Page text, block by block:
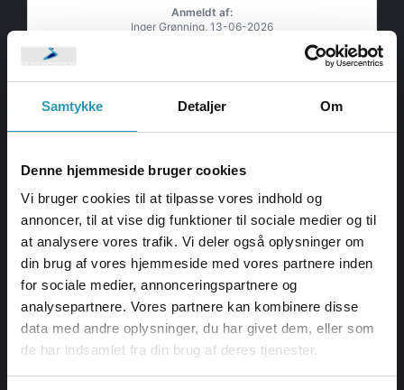
Samtykke Detaljer Om
Denne hjemmeside bruger cookies
Vi bruger cookies til at tilpasse vores indhold og
annoncer, til at vise dig funktioner til sociale medier og til
at analysere vores trafik. Vi deler også oplysninger om
din brug af vores hjemmeside med vores partnere inden
for sociale medier, annonceringspartnere og
analysepartnere. Vores partnere kan kombinere disse
data med andre oplysninger, du har givet dem, eller som
de har indsamlet fra din brug af deres tjenester.
Anmeldt af:
Inger Grønning, 13-06-2026
Samlet karakter på Anmeld Håndværker: 5.0
Afslebet gulv i entre
Alle aftaler blev overholdt og jeg er meget tilfreds.
Resultatet blev godt.
Anmeldt af:
Samlet karakter på Anmeld Håndværker: 5.0